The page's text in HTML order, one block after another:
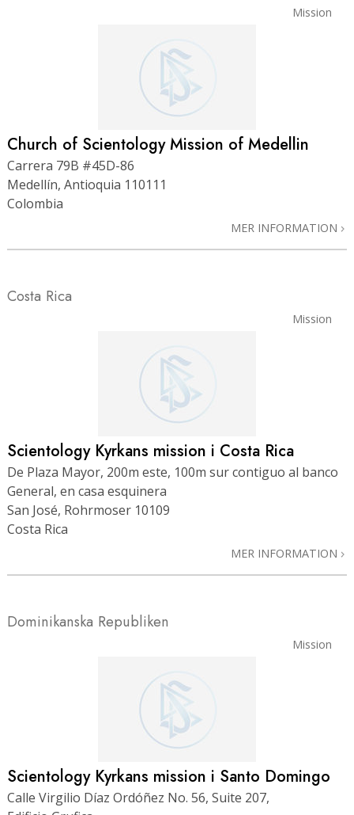
Mission
Church of Scientology Mission of Medellin
Carrera 79B #45D-86
Medellín, Antioquia 110111
Colombia
MER INFORMATION
Costa Rica
Mission
Scientology Kyrkans mission i Costa Rica
De Plaza Mayor, 200m este, 100m sur contiguo al banco
General, en casa esquinera
San José, Rohrmoser 10109
Costa Rica
MER INFORMATION
Dominikanska Republiken
Mission
Scientology Kyrkans mission i Santo Domingo
Calle Virgilio Díaz Ordóñez No. 56, Suite 207,